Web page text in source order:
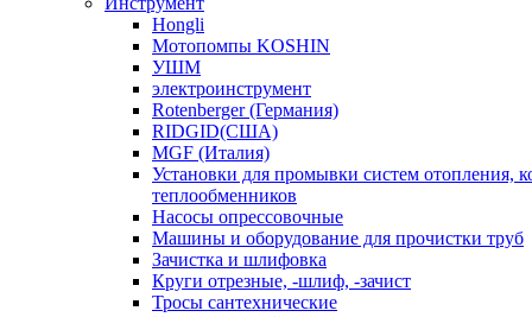
Hongli
Мотопомпы KOSHIN
УШМ
электроинструмент
Rotenberger (Германия)
RIDGID(США)
MGF (Италия)
Установки для промывки систем отопления,
теплообменников
Насосы опрессовочные
Машины и оборудование для прочистки труб
Зачистка и шлифовка
Круги отрезные, -шлиф, -зачист
Тросы сантехнические